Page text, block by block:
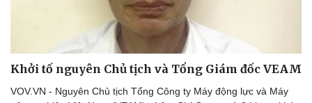
Bóng đá
Ô tô
Khởi tố nguyên Chủ tịch và Tổng Giám đốc VEAM
VOV.VN - Nguyên Chủ tịch Tổng Công ty Máy động lực và Máy